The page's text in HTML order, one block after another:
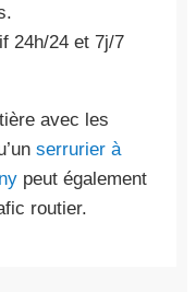
24h/24 et 7j/7
avec les
serrurier à
peut également
routier.